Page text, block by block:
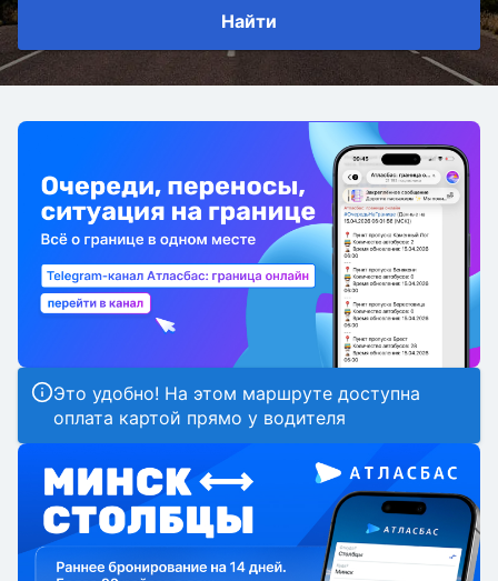
Найти
Это удобно! На этом маршруте доступна
оплата картой прямо у водителя